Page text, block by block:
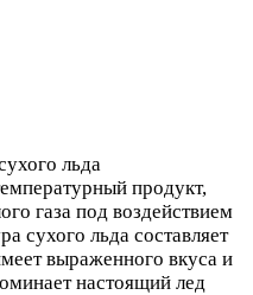
льда
продукт,
газа под воздействием
сухого льда составляет
выраженного вкуса и
настоящий лед